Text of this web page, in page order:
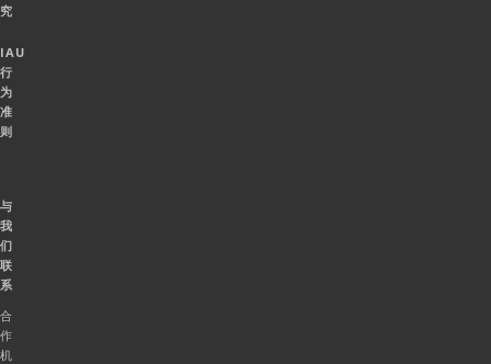
究
IAU
行
为
准
则
与
我
们
联
系
合
作
机